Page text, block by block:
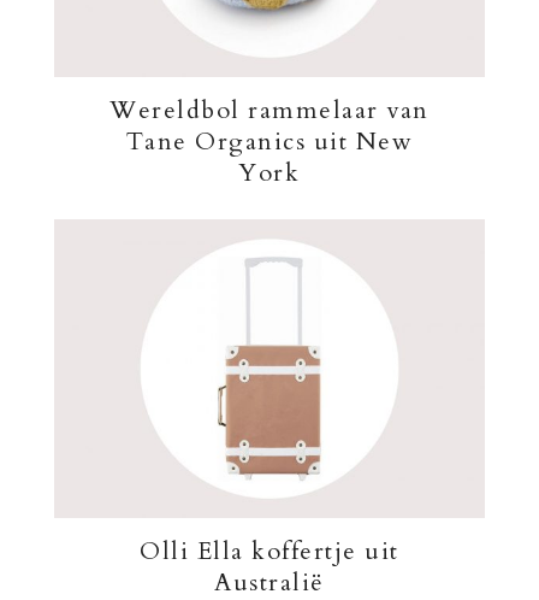
Wereldbol rammelaar van
Tane Organics uit New
York
Olli Ella koffertje uit
Australië